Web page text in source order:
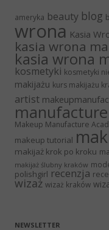
ameryka beauty blog
wrona Kasia
kasia wrona
kasia wrona
kosmetyki kosmetyki
makijażu kurs makijażu
artist
manufacture
Makeup Manufacture
makeup tutorial
makijaż krok po kroku
makijaż ślubny kraków
polishgirl recenzja
wizaż wizaż kraków
NEWSLETTER